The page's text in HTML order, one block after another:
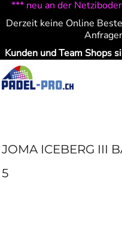
*** neu an der
Derzeit keine Online
Kunden und Team Shops
JOMA ICEBERG III
5